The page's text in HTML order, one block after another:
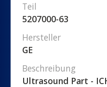
Teil
5207000-63
Hersteller
GE
Beschreibung
Ultrasound Part -